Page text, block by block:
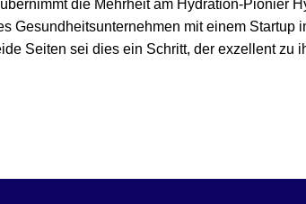
die Mehrheit am Hydration-Pionier
Gesundheitsunternehmen mit einem Startup
Seiten sei dies ein Schritt, der exzellent zu